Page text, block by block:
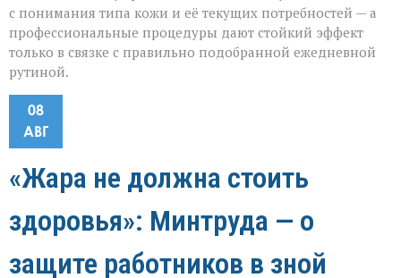
с понимания типа кожи и её текущих потребностей — а
профессиональные процедуры дают стойкий эффект
только в связке с правильно подобранной ежедневной
рутиной.
08
АВГ
«Жара не должна стоить
здоровья»: Минтруда — о
защите работников в зной